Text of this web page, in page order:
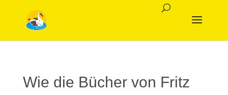
Wie die Bücher von Fritz